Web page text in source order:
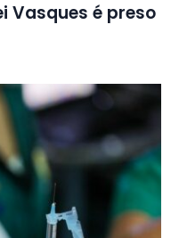
Vasques é preso